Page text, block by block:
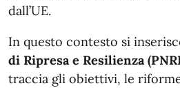
dall’UE.
In questo contesto si
di Ripresa e Resilienza
traccia gli obiettivi, le